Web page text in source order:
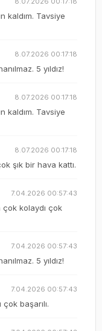
kaldım. Tavsiye
8.07.2026 00:17:18
5 yıldız!
8.07.2026 00:17:18
kaldım. Tavsiye
8.07.2026 00:17:18
şık bir hava kattı.
7.04.2026 00:57:43
çok kolaydı çok
7.04.2026 00:57:43
5 yıldız!
7.04.2026 00:57:43
başarılı.